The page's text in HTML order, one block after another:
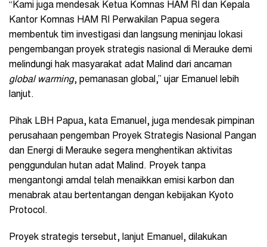
“Kami juga mendesak Ketua Komnas HAM RI dan Kepala
Kantor Komnas HAM RI Perwakilan Papua segera
membentuk tim investigasi dan langsung meninjau lokasi
pengembangan proyek strategis nasional di Merauke demi
melindungi hak masyarakat adat Malind dari ancaman
global warming, pemanasan global,” ujar Emanuel lebih
lanjut.
Pihak LBH Papua, kata Emanuel, juga mendesak pimpinan
perusahaan pengemban Proyek Strategis Nasional Pangan
dan Energi di Merauke segera menghentikan aktivitas
penggundulan hutan adat Malind. Proyek tanpa
mengantongi amdal telah menaikkan emisi karbon dan
menabrak atau bertentangan dengan kebijakan Kyoto
Protocol.
Proyek strategis tersebut, lanjut Emanuel, dilakukan